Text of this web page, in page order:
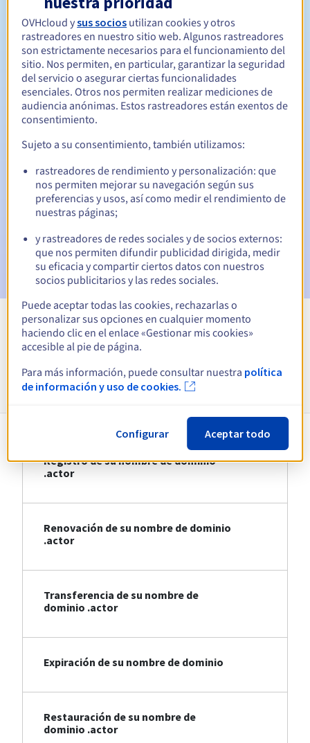
Período de renovación Entre 1 y 10 años
Período de redención
Notificaciones automáticas:
vencimiento
Email el día del vencimientopara notificar la suspensión
del nombre de dominio
Email tras el periodo de gracia de redenciónpara
notificar la eliminación del nombre de dominio
Ver todas las extensiones
Información sobre .actor
Registro de su nombre de dominio
.actor
Renovación de su nombre de dominio
.actor
Transferencia de su nombre de
dominio .actor
Expiración de su nombre de dominio
Restauración de su nombre de
dominio .actor
OVHcloud ysus socios utilizan cookies y otros
rastreadores en nuestro sitio web. Algunos rastreadores
son estrictamente necesarios para el funcionamiento del
sitio. Nos permiten, en particular, garantizar la seguridad
del servicio o asegurar ciertas funcionalidades
esenciales. Otros nos permiten realizar mediciones de
audiencia anónimas. Estos rastreadores están exentos de
consentimiento.
Sujeto a su consentimiento, también utilizamos:
rastreadores de rendimiento y personalización: que
nos permiten mejorar su navegación según sus
preferencias y usos, así como medir el rendimiento de
nuestras páginas;
y rastreadores de redes sociales y de socios externos:
que nos permiten difundir publicidad dirigida, medir
su eficacia y compartir ciertos datos con nuestros
socios publicitarios y las redes sociales.
Puede aceptar todas las cookies, rechazarlas o
personalizar sus opciones en cualquier momento
haciendo clic en el enlace «Gestionar mis cookies»
accesible al pie de página.
Para más información, puede consultar nuestra política
de información y uso de cookies.
Configurar Aceptar todo